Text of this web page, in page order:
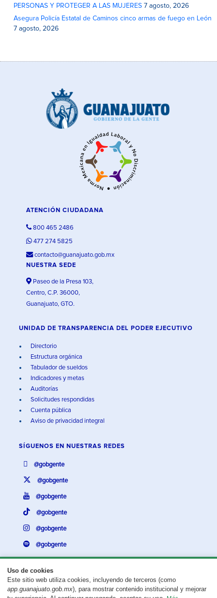
PERSONAS Y PROTEGER A LAS MUJERES 7 agosto, 2026
Asegura Policía Estatal de Caminos cinco armas de fuego en León
7 agosto, 2026
Uso de cookies
Este sitio web utiliza cookies, incluyendo de terceros (como
app.guanajuato.gob.mx), para mostrar contenido institucional y mejorar
ATENCIÓN CIUDADANA
800 465 2486
477 274 5825
contacto@guanajuato.gob.mx
NUESTRA SEDE
Paseo de la Presa 103,
Centro, C.P. 36000,
Guanajuato, GTO.
UNIDAD DE TRANSPARENCIA DEL PODER EJECUTIVO
Directorio
Estructura orgánica
Tabulador de sueldos
Indicadores y metas
Auditorías
Solicitudes respondidas
Cuenta pública
Aviso de privacidad integral
SÍGUENOS EN NUESTRAS REDES
@gobgente
@gobgente
@gobgente
@gobgente
@gobgente
@gobgente
¿Existe algún problema con esta página?Repórtalo aquí.